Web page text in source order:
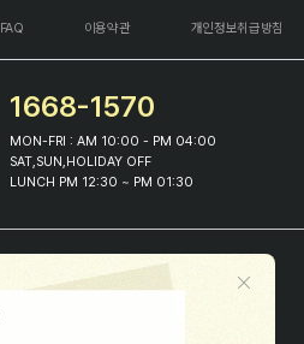
FAQ 이용약관 개인정보취급방침
1668-1570
MON-FRI : AM 10:00 - PM 04:00
SAT,SUN,HOLIDAY OFF
LUNCH PM 12:30 ~ PM 01:30